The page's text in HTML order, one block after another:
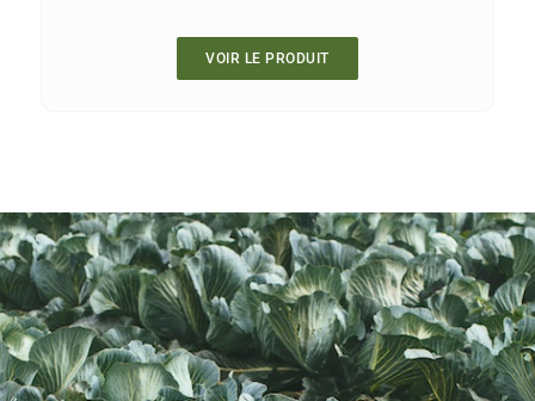
VOIR LE PRODUIT